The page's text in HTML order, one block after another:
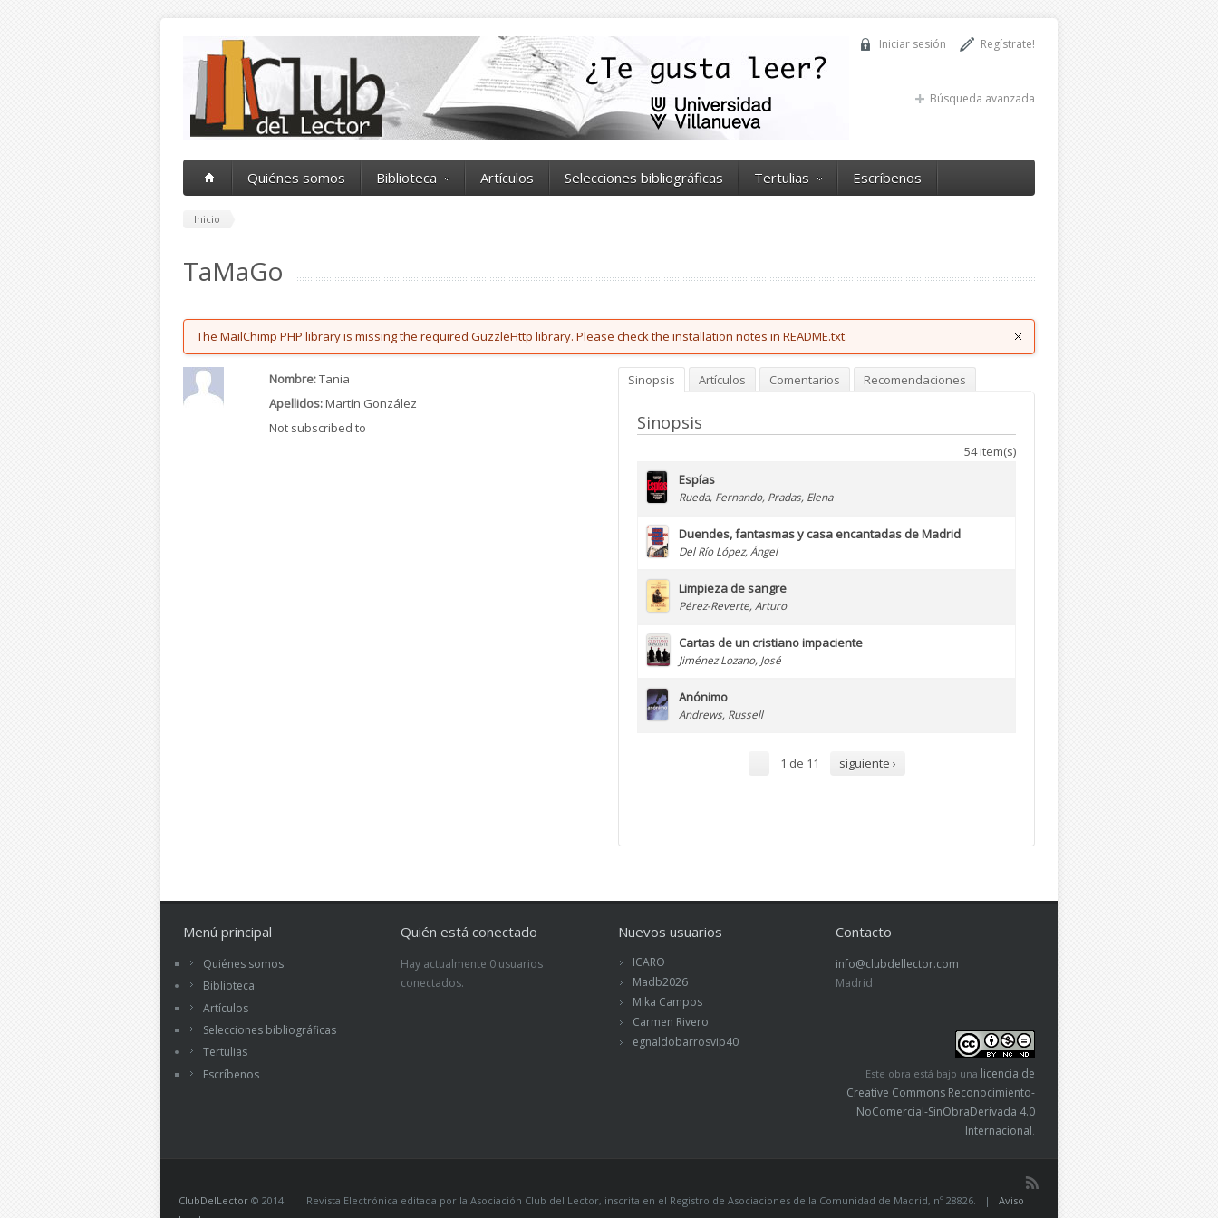
Regístrate!
Iniciar sesión
Búsqueda avanzada
Quiénes somos Biblioteca Artículos Selecciones bibliográficas Tertulias Escríbenos
Inicio
TaMaGo
Error message
The MailChimp PHP library is missing the required GuzzleHttp library. Please check the installation notes in README.txt.
Nombre:Tania
Apellidos:Martín González
Not subscribed to
Sinopsis Artículos Comentarios Recomendaciones
Sinopsis
54 item(s)
Espías
Rueda, Fernando, Pradas, Elena
Duendes, fantasmas y casa encantadas de Madrid
Del Río López, Ángel
Limpieza de sangre
Pérez-Reverte, Arturo
Cartas de un cristiano impaciente
Jiménez Lozano, José
Anónimo
Andrews, Russell
1 de 11 siguiente ›
Menú principal
Quiénes somos
Biblioteca
Artículos
Selecciones bibliográficas
Tertulias
Escríbenos
Quién está conectado
Hay actualmente 0 usuarios
conectados.
Nuevos usuarios
ICARO
Madb2026
Mika Campos
Carmen Rivero
egnaldobarrosvip40
Contacto
info@clubdellector.com
Madrid
Este obra está bajo una licencia de
Creative Commons Reconocimiento-
NoComercial-SinObraDerivada 4.0
Internacional
ClubDelLector © 2014 | Revista Electrónica editada por la Asociación Club del Lector, inscrita en el Registro de Asociaciones de la Comunidad de Madrid, nº 28826. | Aviso